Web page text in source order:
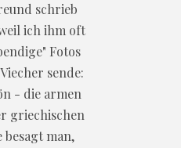
schrieb
ich ihm oft
Fotos
sende:
- die armen
griechischen
man,